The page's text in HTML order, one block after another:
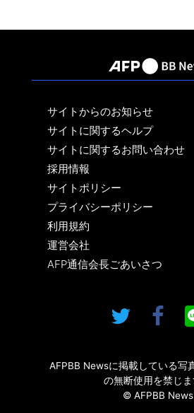
サイトからのお知らせ
サイトに関するヘルプ
サイトに関するお問い合わせ
採用情報
サイトポリシー
プライバシーポリシー
利用規約
運営会社
AFP通信会長ごあいさつ
AFPBB Newsに掲載している写
の無断使用を禁じま
© AFPBB News